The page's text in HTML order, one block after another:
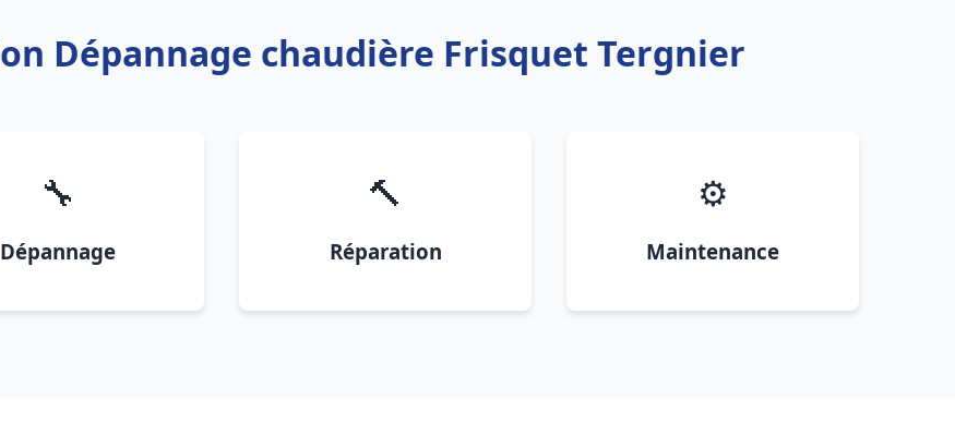
Dépannage chaudière Frisquet Tergnier
🔧
Dépannage
🔨
Réparation
⚙️
Maintenance